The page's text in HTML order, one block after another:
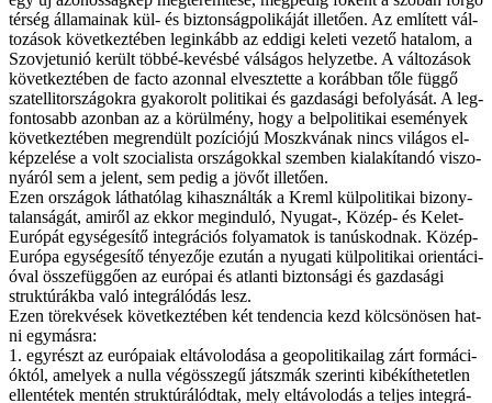
tér­ség ál­la­ma­i­nak kül- és biztonságpolikáját il­le­tő­en. Az em­lí­tett vál­
to­zá­sok kö­vet­kez­té­ben leg­in­kább az ed­di­gi ke­le­ti ve­ze­tő ha­ta­lom, a
Szov­jet­unió ke­rült töb­bé-ke­vés­bé vál­sá­gos hely­zet­be. A vál­to­zá­sok
kö­vet­kez­té­ben de facto azon­nal el­vesz­tet­te a ko­ráb­ban tő­le füg­gő
szatellitországokra gya­ko­rolt po­li­ti­kai és gaz­da­sá­gi be­fo­lyá­sát. A leg­
fon­to­sabb azon­ban az a kö­rül­mény, hogy a bel­po­li­ti­kai ese­mé­nyek
kö­vet­kez­té­ben meg­ren­dült po­zí­ci­ó­jú Moszk­vá­nak nincs vi­lá­gos el­
kép­ze­lé­se a volt szo­ci­a­lis­ta or­szá­gok­kal szem­ben ki­ala­kí­tan­dó vi­szo­
nyá­ról sem a je­lent, sem pe­dig a jö­vőt il­le­tő­en.
Ezen or­szá­gok lát­ha­tó­lag ki­hasz­nál­ták a Kreml kül­po­li­ti­kai bi­zony­
ta­lan­sá­gát, ami­ről az ek­kor meg­in­du­ló, Nyu­gat-, Kö­zép- és Ke­let-
Eu­ró­pát egy­sé­ge­sí­tő in­teg­rá­ci­ós fo­lya­ma­tok is ta­nús­kod­nak. Kö­zép-
Eu­ró­pa egy­sé­ge­sí­tő té­nye­ző­je ez­után a nyu­ga­ti kül­po­li­ti­kai ori­en­tá­ci­
ó­val ös­­sze­füg­gő­en az eu­ró­pai és at­lan­ti biz­ton­sá­gi és gaz­da­sá­gi
struk­tú­rák­ba va­ló in­teg­rá­ló­dás lesz.
Ezen tö­rek­vé­sek kö­vet­kez­té­ben két ten­den­cia kezd köl­csö­nö­sen hat­
ni egy­más­ra:
1. egy­részt az eu­ró­pa­i­ak el­tá­vo­lo­dá­sa a geo­po­li­ti­ka­i­lag zárt for­má­ci­
ók­tól, ame­lyek a nul­la vég­ös­­sze­gű játsz­mák sze­rin­ti ki­bé­kít­he­tet­len
el­len­té­tek men­tén struktúrálódtak, mely el­tá­vo­lo­dás a tel­jes in­teg­rá­